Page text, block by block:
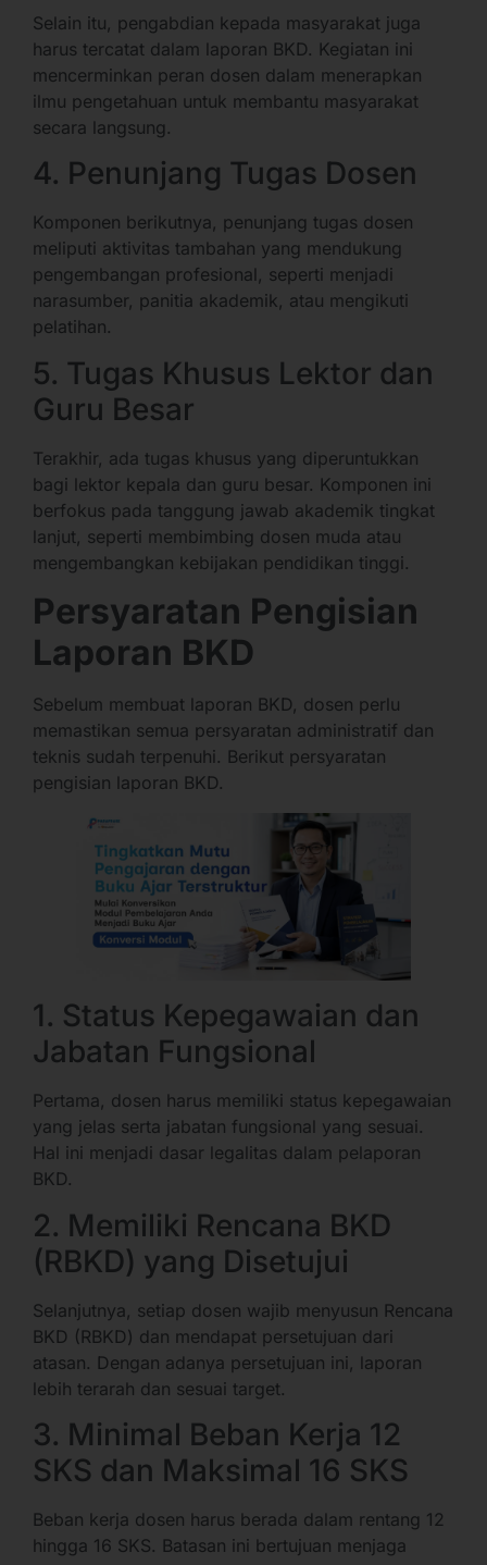
Selain itu, pengabdian kepada masyarakat juga
harus tercatat dalam laporan BKD. Kegiatan ini
mencerminkan peran dosen dalam menerapkan
ilmu pengetahuan untuk membantu masyarakat
secara langsung.
4. Penunjang Tugas Dosen
Komponen berikutnya, penunjang tugas dosen
meliputi aktivitas tambahan yang mendukung
pengembangan profesional, seperti menjadi
narasumber, panitia akademik, atau mengikuti
pelatihan.
5. Tugas Khusus Lektor dan
Guru Besar
Terakhir, ada tugas khusus yang diperuntukkan
bagi lektor kepala dan guru besar. Komponen ini
berfokus pada tanggung jawab akademik tingkat
lanjut, seperti membimbing dosen muda atau
mengembangkan kebijakan pendidikan tinggi.
Persyaratan Pengisian
Laporan BKD
Sebelum membuat laporan BKD, dosen perlu
memastikan semua persyaratan administratif dan
teknis sudah terpenuhi. Berikut persyaratan
pengisian laporan BKD.
1. Status Kepegawaian dan
Jabatan Fungsional
Pertama, dosen harus memiliki status kepegawaian
yang jelas serta jabatan fungsional yang sesuai.
Hal ini menjadi dasar legalitas dalam pelaporan
BKD.
2. Memiliki Rencana BKD
(RBKD) yang Disetujui
Selanjutnya, setiap dosen wajib menyusun Rencana
BKD (RBKD) dan mendapat persetujuan dari
atasan. Dengan adanya persetujuan ini, laporan
lebih terarah dan sesuai target.
3. Minimal Beban Kerja 12
SKS dan Maksimal 16 SKS
Beban kerja dosen harus berada dalam rentang 12
hingga 16 SKS. Batasan ini bertujuan menjaga